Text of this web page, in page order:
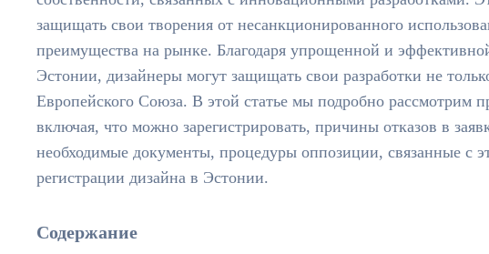
защищать свои творения от несанкционированного
преимущества на рынке. Благодаря упрощенной и
Эстонии, дизайнеры могут защищать свои разработки не
Европейского Союза. В этой статье мы подробно рассмотрим
включая, что можно зарегистрировать, причины отказов в
необходимые документы, процедуры оппозиции, связанные с
регистрации дизайна в Эстонии.
Содержание